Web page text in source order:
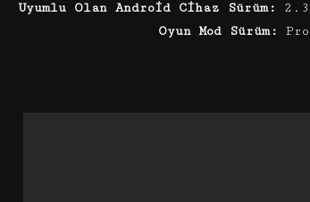
Uyumlu Olan Android Cihaz Sürüm:
Oyun Mod Sürüm: